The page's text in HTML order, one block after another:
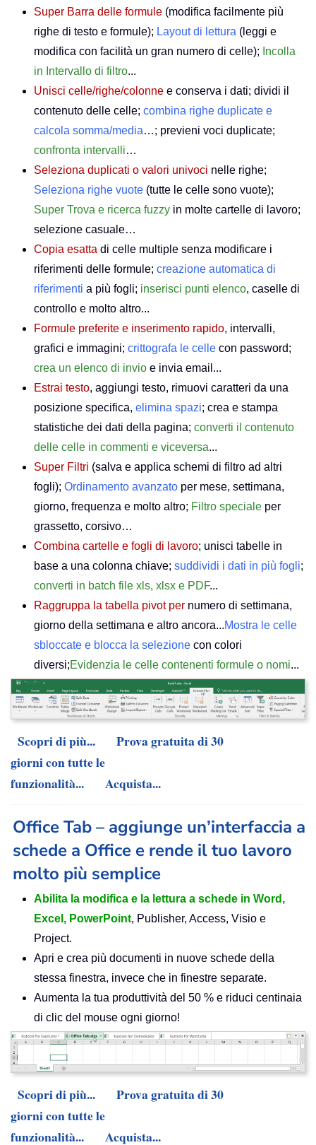
Super Barra delle formule (modifica facilmente più
righe di testo e formule); Layout di lettura (leggi e
modifica con facilità un gran numero di celle); Incolla
in Intervallo di filtro...
Unisci celle/righe/colonne e conserva i dati; dividi il
contenuto delle celle; combina righe duplicate e
calcola somma/media…; previeni voci duplicate;
confronta intervalli…
Seleziona duplicati o valori univoci nelle righe;
Seleziona righe vuote (tutte le celle sono vuote);
Super Trova e ricerca fuzzy in molte cartelle di lavoro;
selezione casuale…
Copia esatta di celle multiple senza modificare i
riferimenti delle formule; creazione automatica di
riferimenti a più fogli; inserisci punti elenco, caselle di
controllo e molto altro...
Formule preferite e inserimento rapido, intervalli,
grafici e immagini; crittografa le celle con password;
crea un elenco di invio e invia email...
Estrai testo, aggiungi testo, rimuovi caratteri da una
posizione specifica, elimina spazi; crea e stampa
statistiche dei dati della pagina; converti il contenuto
delle celle in commenti e viceversa...
Super Filtri (salva e applica schemi di filtro ad altri
fogli); Ordinamento avanzato per mese, settimana,
giorno, frequenza e molto altro; Filtro speciale per
grassetto, corsivo…
Combina cartelle e fogli di lavoro; unisci tabelle in
base a una colonna chiave; suddividi i dati in più fogli;
converti in batch file xls, xlsx e PDF...
Raggruppa la tabella pivot per numero di settimana,
giorno della settimana e altro ancora...Mostra le celle
sbloccate e blocca la selezione con colori
diversi;Evidenzia le celle contenenti formule o nomi...
Scopri di più...
Prova gratuita di 30
giorni con tutte le
funzionalità...
Acquista...
Office Tab – aggiunge un’interfaccia a
schede a Office e rende il tuo lavoro
molto più semplice
Abilita la modifica e la lettura a schede in Word,
Excel, PowerPoint, Publisher, Access, Visio e
Project.
Apri e crea più documenti in nuove schede della
stessa finestra, invece che in finestre separate.
Aumenta la tua produttività del 50 % e riduci centinaia
di clic del mouse ogni giorno!
Scopri di più...
Prova gratuita di 30
giorni con tutte le
funzionalità...
Acquista...